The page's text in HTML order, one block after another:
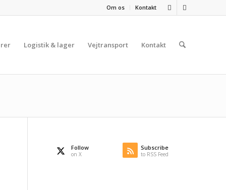
Om os Kontakt
Logistik & lager Vejtransport Kontakt
Follow
on X
Subscribe
to RSS Feed